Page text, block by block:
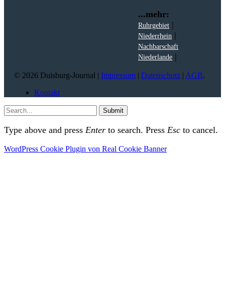
...mehr:
Ruhrgebiet|
Niederrhein |
Nachbarschaft
Niederlande|
© 2026 Duisburg-Journal | Impressum | Datenschutz | AGB.
Kontakt
Submit
Type above and press Enter to search. Press Esc to cancel.
WordPress Cookie Plugin von Real Cookie Banner